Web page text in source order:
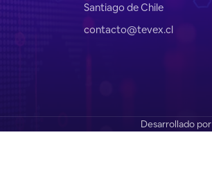
Santiago de Chile
contacto@tevex.cl
Desarrollado por